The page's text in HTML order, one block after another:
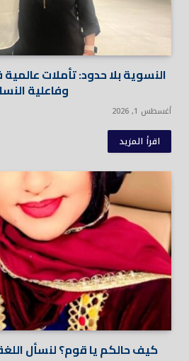
النسوية بلا حدود: تأملات
وفاعلية
أغسطس 1, 2026
اقرأ المزيد
كيف حالكم يا قوم؟ لنسأل